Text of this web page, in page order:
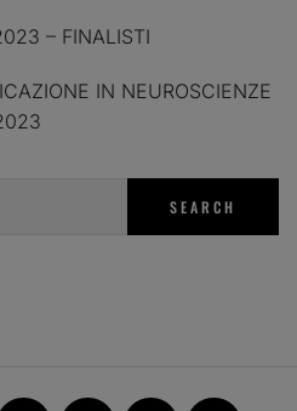
– FINALISTI
IN NEUROSCIENZE